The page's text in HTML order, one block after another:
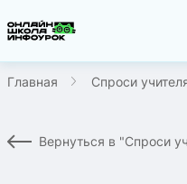
Главная Спроси
Вернуться в "Спроси